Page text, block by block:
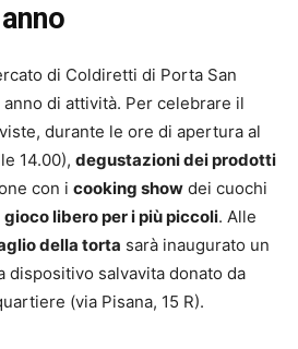
di Coldiretti di Porta San
di attività. Per celebrare il
durante le ore di apertura al
14.00), degustazioni dei prodotti
con i cooking show dei cuochi
gioco libero per i più piccoli. Alle
della torta sarà inaugurato un
dispositivo salvavita donato da
(via Pisana, 15 R).